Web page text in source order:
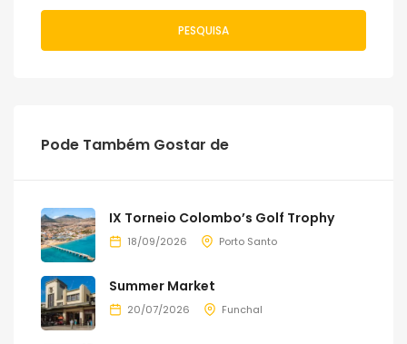
PESQUISA
Pode Também Gostar de
IX Torneio Colombo’s Golf Trophy
18/09/2026 Porto Santo
Summer Market
20/07/2026 Funchal